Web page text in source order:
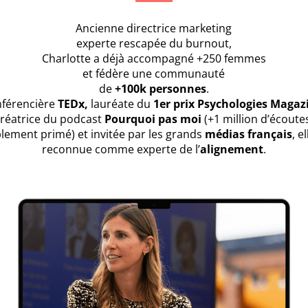
Ancienne directrice marketing
experte rescapée du burnout,
Charlotte a déjà accompagné +250 femmes
et fédère une communauté
de+100k personnes.
TEDx, lauréate du 1er prix Psychologies
du podcast Pourquoi pas moi (+1 million
primé) et invitée par les grands médias français,
reconnue comme experte de l’alignement.